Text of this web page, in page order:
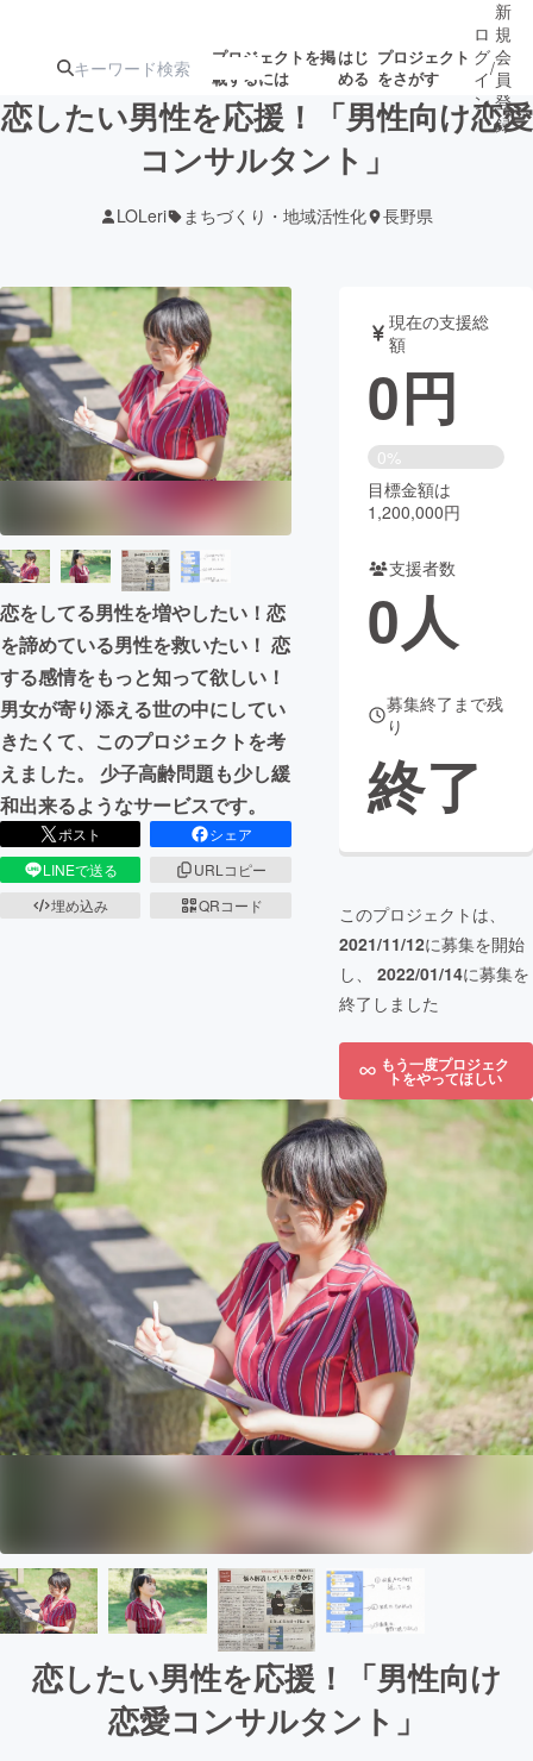
プロジェクトを掲
載するには
はじ
める
プロジェクト
をさがす
ターン
注目の新着プロ
ジェクト
募集終了が近いプ
ロジェクト
されます
アート・写真 音楽
テクノロジー・ガジェット ゲーム・サ
映像・映画 書籍・雑誌
ビジネス・起業 チャレンジ
まちづくり・地域活性化
CAMPFIRE for Social Good CAMPFIRE Creation
CAMPFIREふるさと納税 machi-ya
ロ
グ
イ
ン
/
新
規
会
員
登
録
恋したい男性を応援！「男性向け恋愛
コンサルタント」
LOLeri まちづくり・地域活性化 長野県
恋をしてる男性を増やしたい！恋
を諦めている男性を救いたい！ 恋
する感情をもっと知って欲しい！
男女が寄り添える世の中にしてい
きたくて、このプロジェクトを考
えました。 少子高齢問題も少し緩
和出来るようなサービスです。
ポスト
シェア
LINEで送る
URLコピー
埋め込み
QRコード
現在の支援総
額
0円
0%
目標金額は
1,200,000円
支援者数
0人
募集終了まで残
り
終了
このプロジェクトは、
2021/11/12に募集を開始
し、 2022/01/14に募集を
終了しました
もう一度プロジェク
トをやってほしい
恋したい男性を応援！「男性向け
恋愛コンサルタント」